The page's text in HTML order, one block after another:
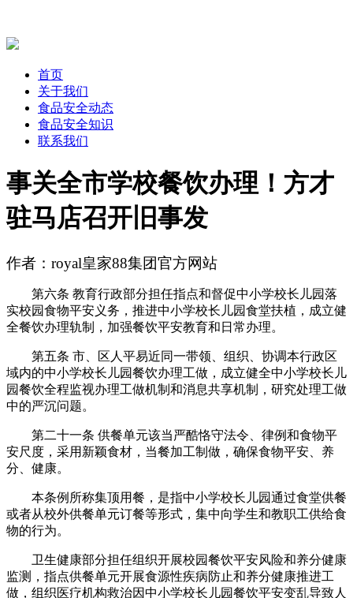
首页
关于我们
食品安全动态
食品安全知识
联系我们
事关全市学校餐饮办理！方才
驻马店召开旧事发
作者：royal皇家88集团官方网站
第六条 教育行政部分担任指点和督促中小学校长儿园落
实校园食物平安义务，推进中小学校长儿园食堂扶植，成立健
全餐饮办理轨制，加强餐饮平安教育和日常办理。
第五条 市、区人平易近同一带领、组织、协调本行政区
域内的中小学校长儿园餐饮办理工做，成立健全中小学校长儿
园餐饮全程监视办理工做机制和消息共享机制，研究处理工做
中的严沉问题。
第二十一条 供餐单元该当严酷恪守法令、律例和食物平
安尺度，采用新颖食材，当餐加工制做，确保食物平安、养
分、健康。
本条例所称集顶用餐，是指中小学校长儿园通过食堂供餐
或者从校外供餐单元订餐等形式，集中向学生和教职工供给食
物的行为。
卫生健康部分担任组织开展校园餐饮平安风险和养分健康
监测，指点供餐单元开展食源性疾病防止和养分健康推进工
做，组织医疗机构救治因中小学校长儿园餐饮平安变乱导致人